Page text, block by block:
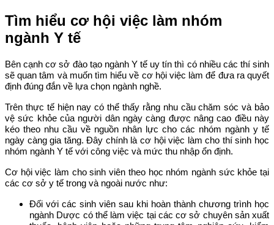
Tìm hiểu cơ hội việc làm nhóm
ngành Y tế
Bên cạnh cơ sở đào tạo ngành Y tế uy tín thì có nhiều các thí sinh
sẽ quan tâm và muốn tìm hiểu về cơ hội việc làm để đưa ra quyết
định đúng đắn về lựa chọn ngành nghề.
Trên thực tế hiện nay có thể thấy rằng nhu cầu chăm sóc và bảo
vệ sức khỏe của người dân ngày càng được nâng cao điều này
kéo theo nhu cầu về nguồn nhân lực cho các nhóm ngành y tế
ngày càng gia tăng. Đây chính là cơ hội việc làm cho thí sinh học
nhóm ngành Y tế với công việc và mức thu nhập ổn định.
Cơ hội việc làm cho sinh viên theo học nhóm ngành sức khỏe tại
các cơ sở y tế trong và ngoài nước như:
Đối với các sinh viên sau khi hoàn thành chương trình học
ngành Dược có thể làm việc tại các cơ sở chuyên sản xuất